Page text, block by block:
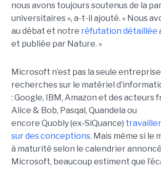
nous avons toujours soutenus de la
universitaires », a-t-il ajouté. « Nous
au débat et notre réfutation détaillée
et publiée par Nature. »
Microsoft n’est pas la seule
recherches sur le matériel
: Google, IBM, Amazon et des acteurs
Alice & Bob, Pasqal, Quandela ou
encore Quobly (ex‑SiQuance)
sur des conceptions. Mais même si le
à maturité selon le calendrier
Microsoft, beaucoup estiment que